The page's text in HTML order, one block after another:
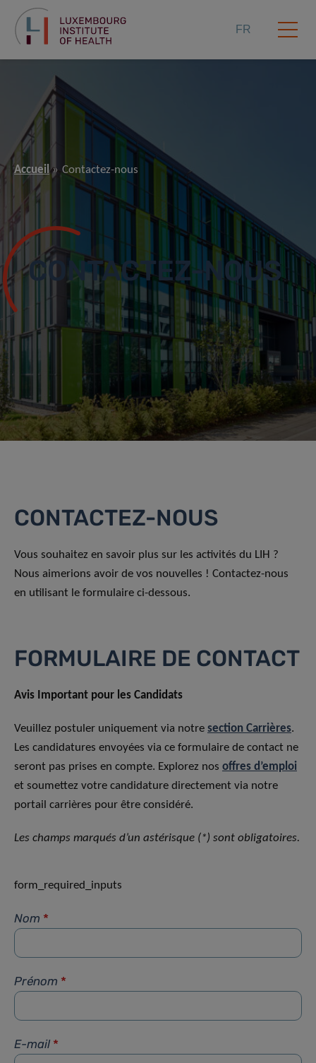
FR
Accueil Contactez-nous
CONTACTEZ-NOUS
CONTACTEZ-NOUS
Vous souhaitez en savoir plus sur les activités du LIH ?
Nous aimerions avoir de vos nouvelles ! Contactez-nous
en utilisant le formulaire ci-dessous.
FORMULAIRE DE CONTACT
Avis Important pour les Candidats
Veuillez postuler uniquement via notre section Carrières.
Les candidatures envoyées via ce formulaire de contact ne
seront pas prises en compte. Explorez nos offres d’emploi
et soumettez votre candidature directement via notre
portail carrières pour être considéré.
Les champs marqués d’un astérisque (*) sont obligatoires.
form_required_inputs
Nom *
Prénom *
E-mail *